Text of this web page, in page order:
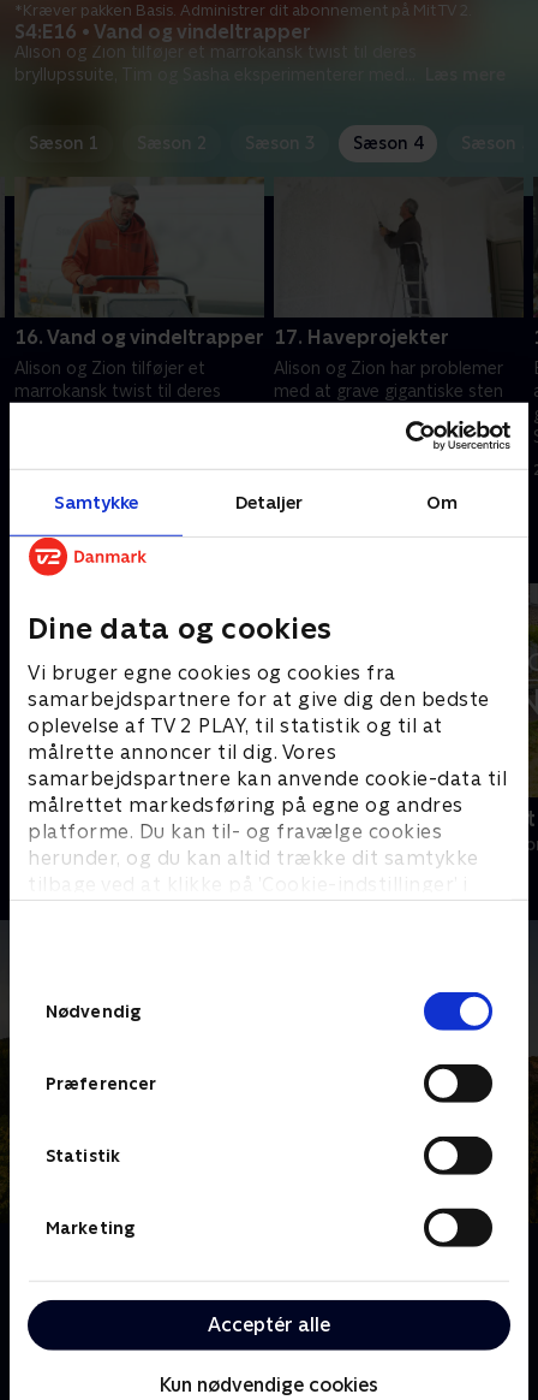
Samtykke Detaljer Om
Dine data og cookies
Vi bruger egne cookies og cookies fra
samarbejdspartnere for at give dig den bedste
oplevelse af TV 2 PLAY, til statistik og til at
målrette annoncer til dig. Vores
samarbejdspartnere kan anvende cookie-data til
målrettet markedsføring på egne og andres
platforme. Du kan til- og fravælge cookies
herunder, og du kan altid trække dit samtykke
tilbage ved at klikke på ’Cookie-indstillinger’ i
Nødvendig
Præferencer
Statistik
Marketing
Acceptér alle
Kun nødvendige cookies
S4:E16 • Vand og vindeltrapper
Alison og Zion tilføjer et marrokansk twist til deres
bryllupssuite, Tim og Sasha eksperimenterer med
*Kræver pakken Basis. Administrer dit abonnement på Mit TV 2.
Sæson 1 Sæson 2 Sæson 3 Sæson 4 Sæson 5
16. Vand og vindeltrapper
Alison og Zion tilføjer et
marrokansk twist til deres
23. maj 2024 • 43 min
17. Haveprojekter
Alison og Zion har problemer
med at grave gigantiske sten
Sasha bøvler med et
24. maj 2024 • 44 min
Andre så også
Linde på Langeland
Livsstil • 5 sæsoner Livsstil • 1
drømmehjemmene for helt almindelige mennesker.
Følg deres eventyr og hårde arbejde, når de realiserer
deres drømme om alt fra vinkældre til nye haveanlæg